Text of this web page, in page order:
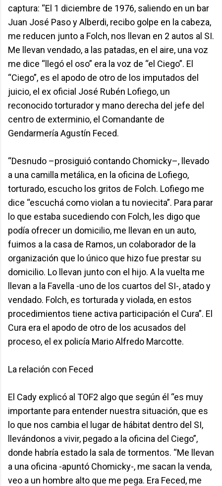
captura: “El 1 diciembre de 1976, saliendo en un bar
Juan José Paso y Alberdi, recibo golpe en la cabeza,
me reducen junto a Folch, nos llevan en 2 autos al SI.
Me llevan vendado, a las patadas, en el aire, una voz
me dice “llegó el oso” era la voz de “el Ciego”. El
“Ciego”, es el apodo de otro de los imputados del
juicio, el ex oficial José Rubén Lofiego, un
reconocido torturador y mano derecha del jefe del
centro de exterminio, el Comandante de
Gendarmería Agustín Feced.
“Desnudo –prosiguió contando Chomicky–, llevado
a una camilla metálica, en la oficina de Lofiego,
torturado, escucho los gritos de Folch. Lofiego me
dice “escuchá como violan a tu noviecita”. Para parar
lo que estaba sucediendo con Folch, les digo que
podía ofrecer un domicilio, me llevan en un auto,
fuimos a la casa de Ramos, un colaborador de la
organización que lo único que hizo fue prestar su
domicilio. Lo llevan junto con el hijo. A la vuelta me
llevan a la Favella -uno de los cuartos del SI-, atado y
vendado. Folch, es torturada y violada, en estos
procedimientos tiene activa participación el Cura”. El
Cura era el apodo de otro de los acusados del
proceso, el ex policía Mario Alfredo Marcotte.
La relación con Feced
El Cady explicó al TOF2 algo que según él “es muy
importante para entender nuestra situación, que es
lo que nos cambia el lugar de hábitat dentro del SI,
llevándonos a vivir, pegado a la oficina del Ciego”,
donde habría estado la sala de tormentos. “Me llevan
a una oficina -apuntó Chomicky-, me sacan la venda,
veo a un hombre alto que me pega. Era Feced, me